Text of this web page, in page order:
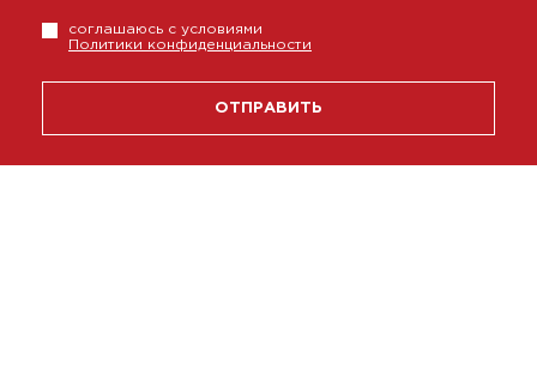
соглашаюсь с условиями
Политики конфиденциальности
ОТПРАВИТЬ